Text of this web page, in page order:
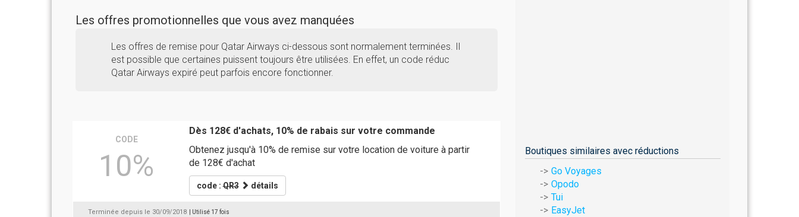
Les offres promotionnelles que vous avez manquées
Les offres de remise pour Qatar Airways ci-dessous sont normalement terminées. Il
est possible que certaines puissent toujours être utilisées. En effet, un code réduc
Qatar Airways expiré peut parfois encore fonctionner.
CODE
10%
Dès 128€ d'achats, 10% de rabais sur votre commande
Obtenez jusqu'à 10% de remise sur votre location de voiture à partir
de 128€ d'achat
code :QR3 détails
Terminée depuis le 30/09/2018 | Utilisé 17 fois
Boutiques similaires avec réductions
Go Voyages
Opodo
Tui
EasyJet